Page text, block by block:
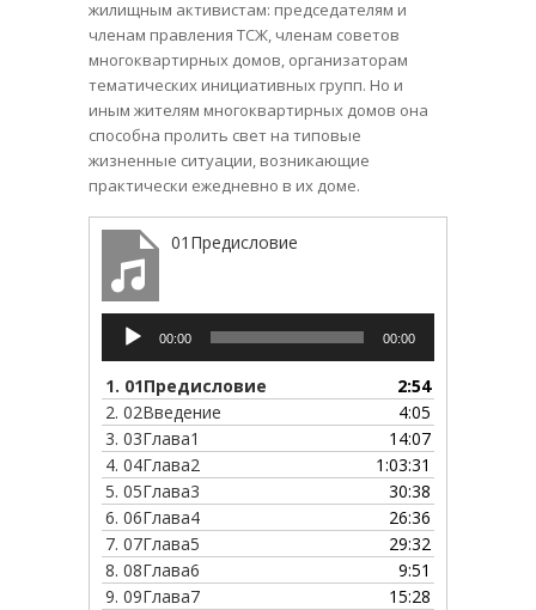
жилищным активистам: председателям и
членам правления ТСЖ, членам советов
многоквартирных домов, организаторам
тематических инициативных групп. Но и
иным жителям многоквартирных домов она
способна пролить свет на типовые
жизненные ситуации, возникающие
практически ежедневно в их доме.
01Предисловие
Аудиоплеер
00:00 00:00
1. 01Предисловие
2:54
2. 02Введение
4:05
3. 03Глава1
14:07
4. 04Глава2
1:03:31
5. 05Глава3
30:38
6. 06Глава4
26:36
7. 07Глава5
29:32
8. 08Глава6
9:51
9. 09Глава7
15:28